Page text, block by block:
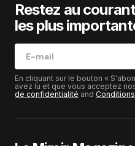
Restez au
les plus
En cliquant sur le bouton «
avez lu et que vous acceptez
de confidentialité and